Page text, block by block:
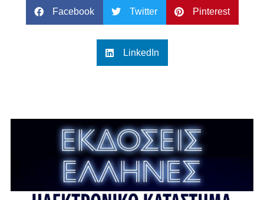
Facebook Twitter Pinterest
LinkedIn